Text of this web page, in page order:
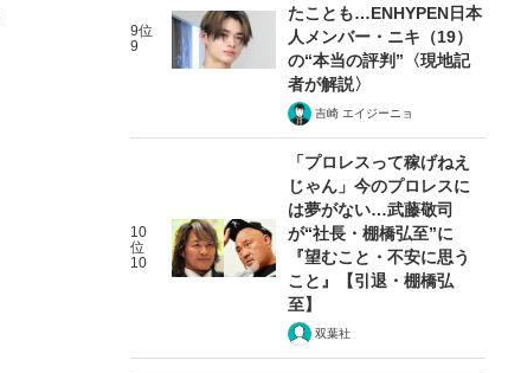
9位
9
たことも…ENHYPEN日本
人メンバー・ニキ（19）
の“本当の評判”〈現地記
者が解説〉
吉崎 エイジーニョ
10
位
10
「プロレスって稼げねえ
じゃん」今のプロレスに
は夢がない…武藤敬司
が“社長・棚橋弘至”に
『望むこと・不安に思う
こと』【引退・棚橋弘
至】
双葉社